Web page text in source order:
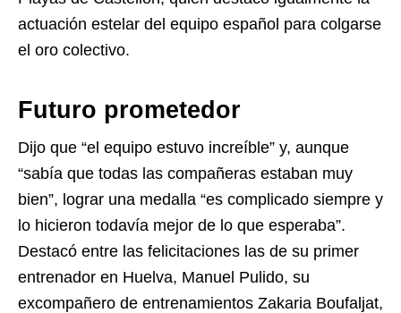
actuación estelar del equipo español para colgarse
el oro colectivo.
Futuro prometedor
Dijo que “el equipo estuvo increíble” y, aunque
“sabía que todas las compañeras estaban muy
bien”, lograr una medalla “es complicado siempre y
lo hicieron todavía mejor de lo que esperaba”.
Destacó entre las felicitaciones las de su primer
entrenador en Huelva, Manuel Pulido, su
excompañero de entrenamientos Zakaria Boufaljat,